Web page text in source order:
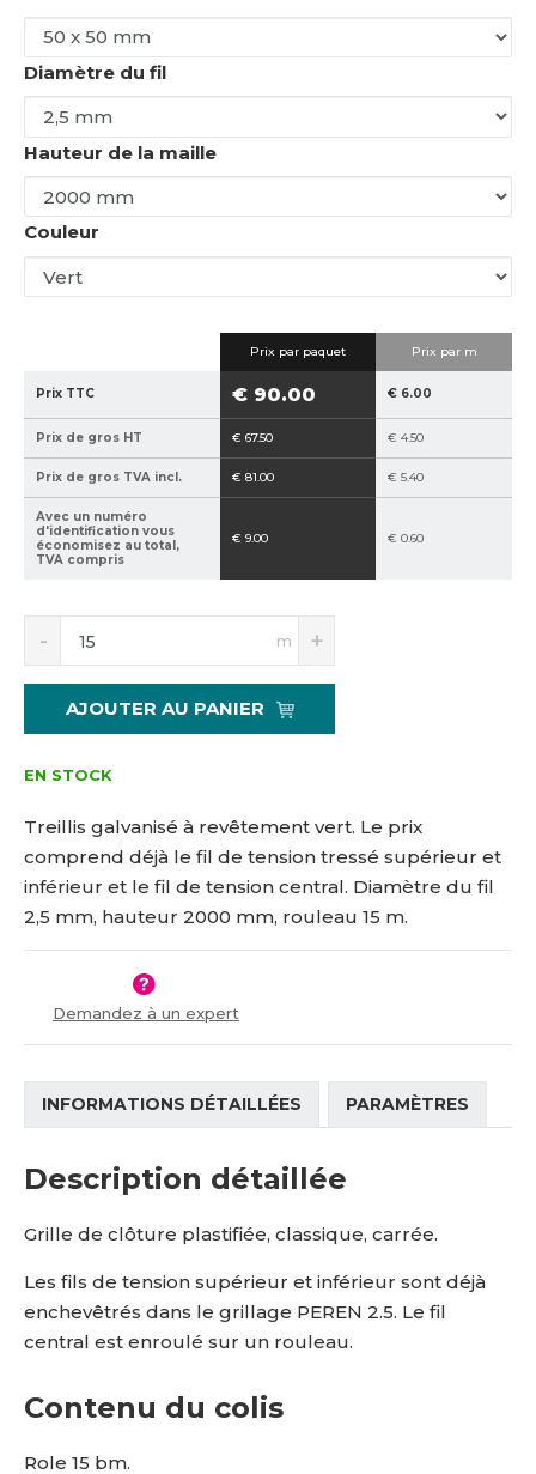
Diamètre du fil
Hauteur de la maille
Couleur
Prix ​​par paquet Prix par m
Prix TTC € 90.00 € 6.00
Prix de gros HT € 67.50 € 4.50
Prix de gros TVA incl. € 81.00 € 5.40
Avec un numéro
d'identification vous
économisez au total,
TVA compris
€ 9.00 € 0.60
N
a
v
n
o
ž
s
t
í
m
o
ž
s
t
v
m
AJOUTER AU PANIER
EN STOCK
Treillis galvanisé à revêtement vert. Le prix
comprend déjà le fil de tension tressé supérieur et
inférieur et le fil de tension central. Diamètre du fil
2,5 mm, hauteur 2000 mm, rouleau 15 m.
Demandez à un expert
INFORMATIONS DÉTAILLÉES PARAMÈTRES
Description détaillée
Grille de clôture plastifiée, classique, carrée.
Les fils de tension supérieur et inférieur sont déjà
enchevêtrés dans le grillage PEREN 2.5. Le fil
central est enroulé sur un rouleau.
Contenu du colis
Role 15 bm.